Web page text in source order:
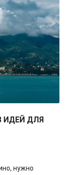
ИДЕЙ ДЛЯ
нужно